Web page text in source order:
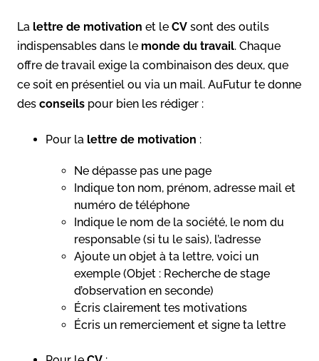
La lettre de motivation et le CV sont des outils
indispensables dans le monde du travail. Chaque
offre de travail exige la combinaison des deux, que
ce soit en présentiel ou via un mail. AuFutur te donne
des conseils pour bien les rédiger :
Pour la lettre de motivation :
Ne dépasse pas une page
Indique ton nom, prénom, adresse mail et
numéro de téléphone
Indique le nom de la société, le nom du
responsable (si tu le sais), l’adresse
Ajoute un objet à ta lettre, voici un
exemple (Objet : Recherche de stage
d’observation en seconde)
Écris clairement tes motivations
Écris un remerciement et signe ta lettre